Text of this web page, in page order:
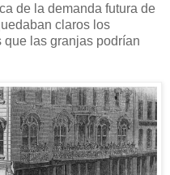
de la demanda futura de
claros los
que las granjas podrían